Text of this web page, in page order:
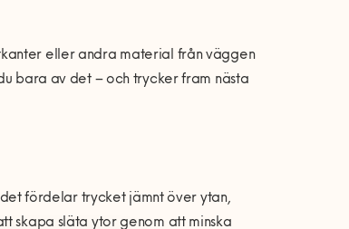
eller andra material från väggen
bara av det – och trycker fram nästa
fördelar trycket jämnt över ytan,
skapa släta ytor genom att minska